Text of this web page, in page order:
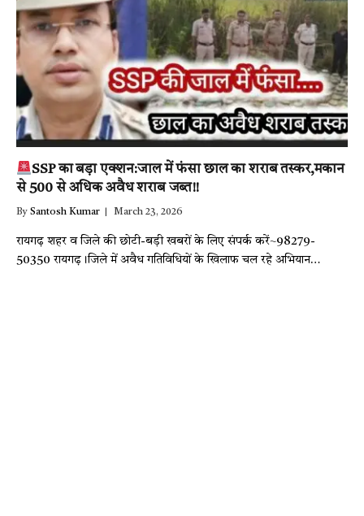
SSP का बड़ा एक्शन:जाल में फंसा छाल का शराब तस्कर,मकान
से 500 से अधिक अवैध शराब जब्त!!
By Santosh Kumar March 23, 2026
रायगढ़ शहर व जिले की छोटी-बड़ी खबरों के लिए संपर्क करें~98279-
50350 रायगढ़।जिले में अवैध गतिविधियों के खिलाफ चल रहे अभियान…